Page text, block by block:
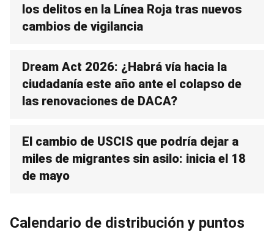
los delitos en la Línea Roja tras nuevos
cambios de vigilancia
Dream Act 2026: ¿Habrá vía hacia la
ciudadanía este año ante el colapso de
las renovaciones de DACA?
El cambio de USCIS que podría dejar a
miles de migrantes sin asilo: inicia el 18
de mayo
Calendario de distribución y puntos